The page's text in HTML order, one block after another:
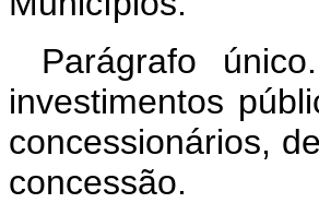
Parágrafo
investimentos
concessionários,
concessão.